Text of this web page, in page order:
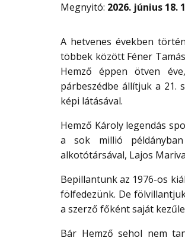
Megnyitó: 2026. június 18.
A hetvenes években
többek között Féner
Hemző éppen ötven
párbeszédbe állítjuk a 21.
képi látásával.
Hemző Károly legendás
a sok millió
alkotótársával, Lajos
Bepillantunk az 1976-os
fölfedezünk. De
a szerző főként saját
Bár Hemző sehol nem